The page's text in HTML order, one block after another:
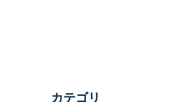
カテゴリ